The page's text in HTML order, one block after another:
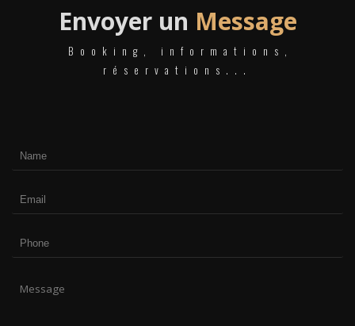
Envoyer un Message
Booking, informations,
réservations...